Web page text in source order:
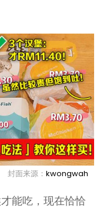
封面来源： kwongwah
能吃，现在恰恰